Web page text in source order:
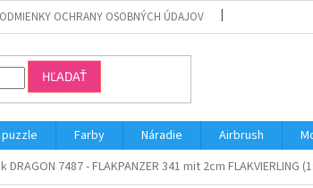
OCHRANY OSOBNÝCH ÚDAJOV
HĽADAŤ
puzzle Farby Náradie Airbrush
7487 - FLAKPANZER 341 mit 2cm FLAKVIERLING